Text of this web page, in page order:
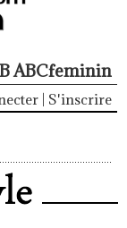
ABCfeminin
S'inscrire